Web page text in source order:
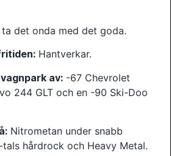
det onda med det goda.
Hantverkar.
av: -67 Chevrolet
244 GLT och en -90 Ski-Doo
Nitrometan under snabb
hårdrock och Heavy Metal.